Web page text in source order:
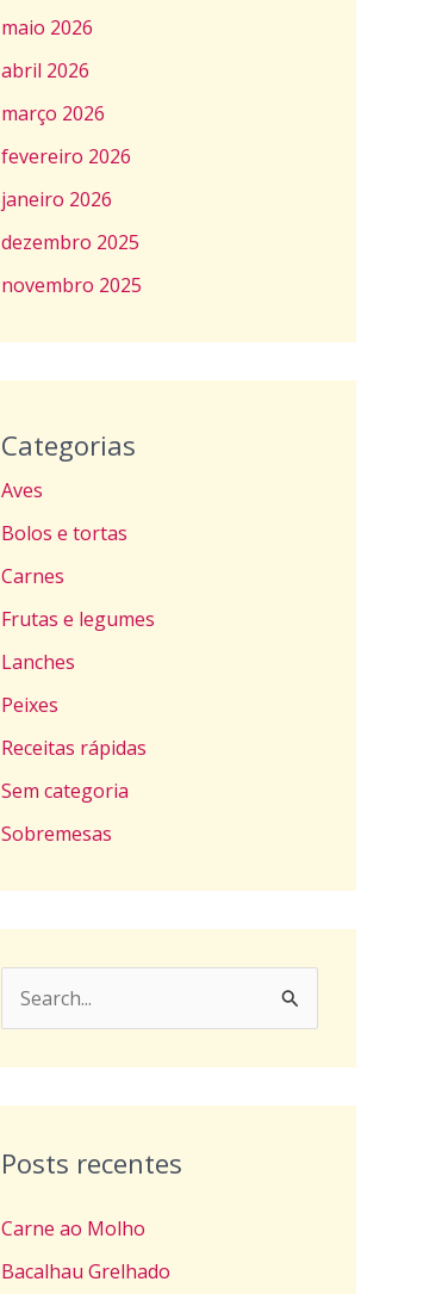
maio 2026
abril 2026
março 2026
fevereiro 2026
janeiro 2026
dezembro 2025
novembro 2025
Categorias
Aves
Bolos e tortas
Carnes
Frutas e legumes
Lanches
Peixes
Receitas rápidas
Sem categoria
Sobremesas
u
s
a
Posts recentes
Carne ao Molho
Bacalhau Grelhado